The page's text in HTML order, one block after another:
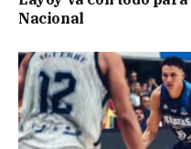
Nacional